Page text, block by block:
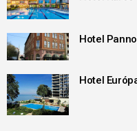
Hotel
Hotel